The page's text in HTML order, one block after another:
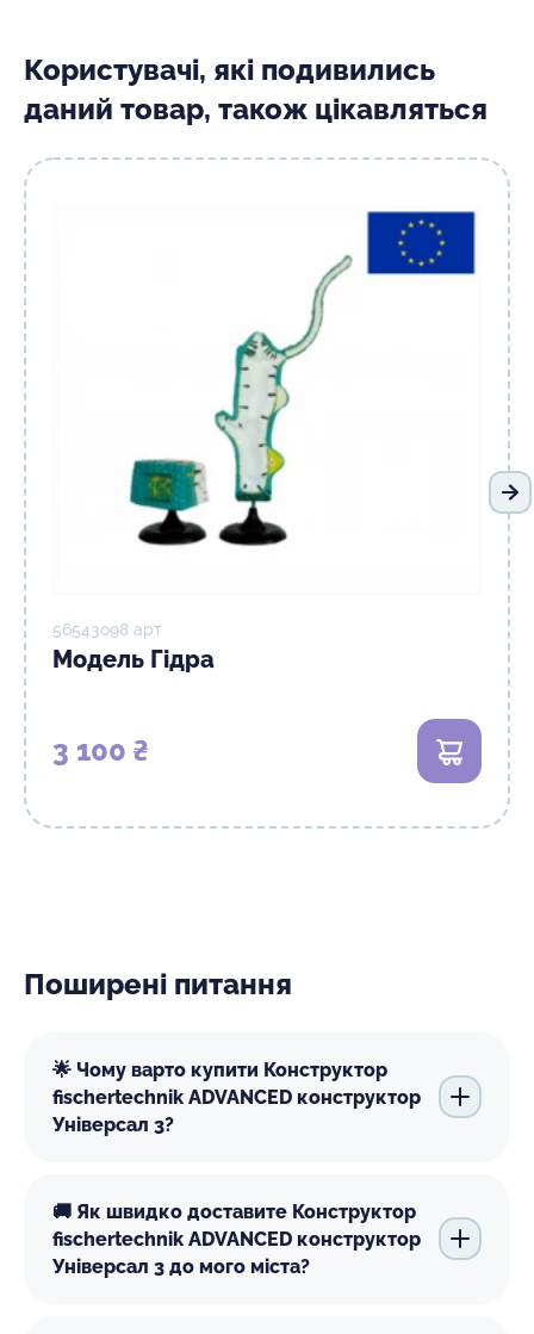
Користувачі, які подивились
даний товар, також цікавляться
56543о98 арт
Модель Гідра
3 100 ₴ В кошик
Поширені питання
🌟 Чому варто купити Конструктор
fischertechnik ADVANCED конструктор
Універсал 3?
🚚 Як швидко доставите Конструктор
fischertechnik ADVANCED конструктор
Універсал 3 до мого міста?